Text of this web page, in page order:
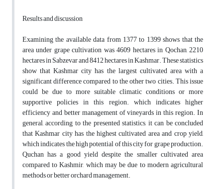
Results and discussion
Examining the available data from 1377 to 1399 shows that the
area under grape cultivation was 4609 hectares in Qochan, 2210
hectares in Sabzevar and 8412 hectares in Kashmar. These statistics
show that Kashmar city has the largest cultivated area with a
significant difference compared to the other two cities. This issue
could be due to more suitable climatic conditions or more
supportive policies in this region. which indicates higher
efficiency and better management of vineyards in this region. In
general, according to the presented statistics, it can be concluded
that Kashmar city has the highest cultivated area and crop yield,
which indicates the high potential of this city for grape production.
Quchan has a good yield despite the smaller cultivated area
compared to Kashmir, which may be due to modern agricultural
methods or better orchard management.